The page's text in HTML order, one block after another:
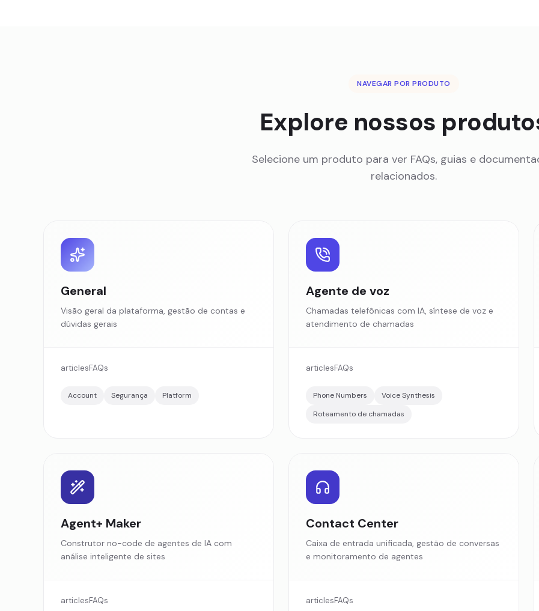
NAVEGAR POR PRODUTO
Explore nossos
Selecione um produto para ver FAQs, guias e
relacionados.
General
Visão geral da plataforma, gestão de contas e
dúvidas gerais
articlesFAQs
Account Segurança Platform
Agente de voz
Chamadas telefônicas com IA, síntese de voz e
atendimento de chamadas
articlesFAQs
Phone Numbers
Voice Synthesis
Roteamento de chamadas
Agent+ Maker
Construtor no-code de agentes de IA com
análise inteligente de sites
articlesFAQs
Contact Center
Caixa de entrada unificada, gestão de conversas
e monitoramento de agentes
articlesFAQs